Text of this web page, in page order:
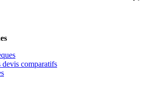
devis comparatifs